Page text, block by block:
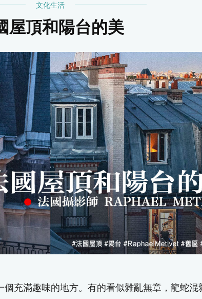
文化生活
屋頂和陽台的美
充滿趣味的地方。有的看似雜亂無章，龍蛇混